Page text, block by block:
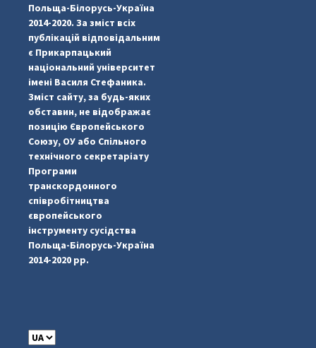
#PipIvanToday
Польща-Білорусь-Україна
2014-2020. За зміст всіх
публікацій відповідальним
є Прикарпацький
національний університет
імені Василя Стефаника.
Зміст сайту, за будь-яких
обставин, не відображає
позицію Європейського
Союзу, ОУ або Спільного
технічного секретаріату
Програми
транскордонного
співробітництва
європейського
інструменту сусідства
Польща-Білорусь-Україна
2014-2020 рр.
C